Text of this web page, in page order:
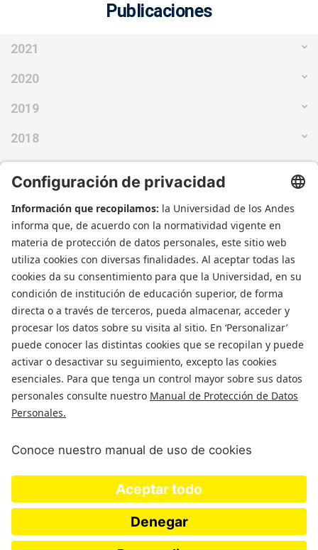
Publicaciones
2021
2020
2019
2018
Departamento de Ingenieria Civil y Ambiental
Universidad de Los Andes
Carrera 1 Este N. 19A-40
Edificio Mario Laserna, Off. ML630
Bogotá, Colombia
Tel (57-1)3324312; (57-1)3394949 Ext 3690
E-mail:
Universidad de los Andes | Vigilada Mineducación. Reconocimiento
Reconocimiento personería jurídica: Resolución 28 del 23 de febrero de
1949 MinJusticia.